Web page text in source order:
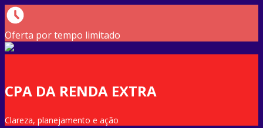
Oferta por tempo limitado
CPA DA RENDA EXTRA
Clareza, planejamento e ação